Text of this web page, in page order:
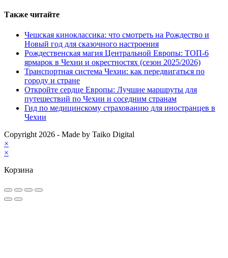
Также читайте
Чешская киноклассика: что смотреть на Рождество и
Новый год для сказочного настроения
Рождественская магия Центральной Европы: ТОП-6
ярмарок в Чехии и окрестностях (сезон 2025/2026)
Транспортная система Чехии: как передвигаться по
городу и стране
Откройте сердце Европы: Лучшие маршруты для
путешествий по Чехии и соседним странам
Гид по медицинскому страхованию для иностранцев в
Чехии
Copyright 2026 - Made by Taiko Digital
×
×
Корзина